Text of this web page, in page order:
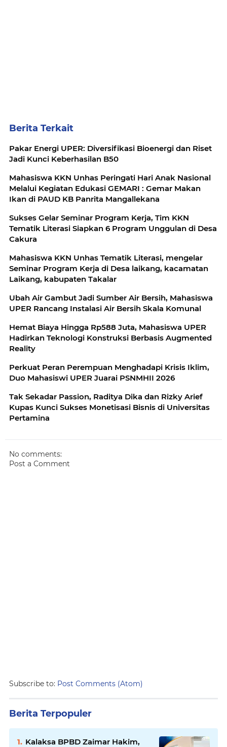
Berita Terkait
Pakar Energi UPER: Diversifikasi Bioenergi dan Riset
Jadi Kunci Keberhasilan B50
Mahasiswa KKN Unhas Peringati Hari Anak Nasional
Melalui Kegiatan Edukasi GEMARI : Gemar Makan
Ikan di PAUD KB Panrita Mangallekana
Sukses Gelar Seminar Program Kerja, Tim KKN
Tematik Literasi Siapkan 6 Program Unggulan di Desa
Cakura
Mahasiswa KKN Unhas Tematik Literasi, mengelar
Seminar Program Kerja di Desa laikang, kacamatan
Laikang, kabupaten Takalar
Ubah Air Gambut Jadi Sumber Air Bersih, Mahasiswa
UPER Rancang Instalasi Air Bersih Skala Komunal
Hemat Biaya Hingga Rp588 Juta, Mahasiswa UPER
Hadirkan Teknologi Konstruksi Berbasis Augmented
Reality
Perkuat Peran Perempuan Menghadapi Krisis Iklim,
Duo Mahasiswi UPER Juarai PSNMHII 2026
Tak Sekadar Passion, Raditya Dika dan Rizky Arief
Kupas Kunci Sukses Monetisasi Bisnis di Universitas
Pertamina
No comments:
Post a Comment
Subscribe to: Post Comments (Atom)
Berita Terpopuler
Kalaksa BPBD Zaimar Hakim,